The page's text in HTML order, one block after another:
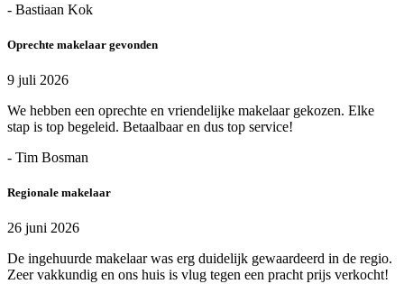
- Bastiaan Kok
Oprechte makelaar gevonden
9 juli 2026
We hebben een oprechte en vriendelijke makelaar gekozen. Elke
stap is top begeleid. Betaalbaar en dus top service!
- Tim Bosman
Regionale makelaar
26 juni 2026
De ingehuurde makelaar was erg duidelijk gewaardeerd in de regio.
Zeer vakkundig en ons huis is vlug tegen een pracht prijs verkocht!